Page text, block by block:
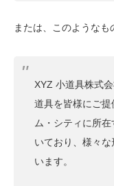
または、このようなも
XYZ 小道具株式
道具を皆様にご
ム・シティに所
いており、様々
います。